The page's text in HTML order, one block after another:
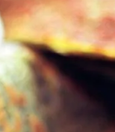
tot een glad beslag.
Roer het spinazie-
Herhaal dit drie
en peper. Leg de
Carla koesteren
van mijn
Deze pannenkoek
Wat